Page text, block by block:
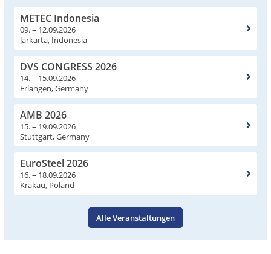
METEC Indonesia
09. – 12.09.2026
Jarkarta, Indonesia
DVS CONGRESS 2026
14. – 15.09.2026
Erlangen, Germany
AMB 2026
15. – 19.09.2026
Stuttgart, Germany
EuroSteel 2026
16. – 18.09.2026
Krakau, Poland
Alle Veranstaltungen